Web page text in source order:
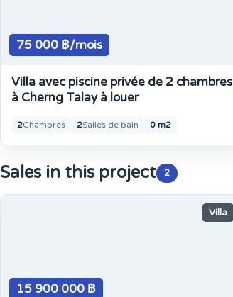
75 000 ฿/mois
Villa avec piscine privée de 2 chambres
à Cherng Talay à louer
2Chambres 2Salles de bain 0 m2
Sales in this project 2
Villa
15 900 000 ฿